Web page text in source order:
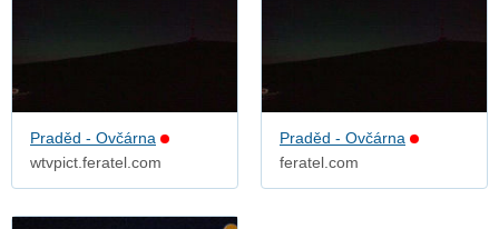
Praděd - Ovčárna
wtvpict.feratel.com
Praděd - Ovčárna
feratel.com